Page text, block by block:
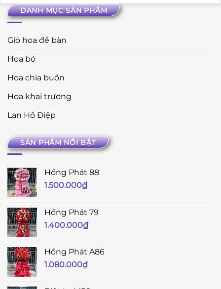
DANH MỤC SẢN PHẨM
Giỏ hoa để bàn
Hoa bó
Hoa chia buồn
Hoa khai trương
Lan Hồ Điệp
SẢN PHẨM NỔI BẬT
Hồng Phát 88
1.500.000₫
Hồng Phát 79
1.400.000₫
Hồng Phát A86
1.080.000₫